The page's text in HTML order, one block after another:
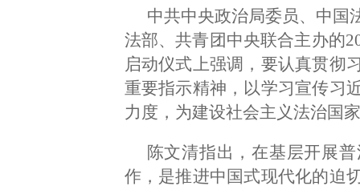
中共中央政治局委员、中国
法部、共青团中央联合主办的
启动仪式上强调，要认真贯彻
重要指示精神，以学习宣传习
力度，为建设社会主义法治国
陈文清指出，在基层开展
作，是推进中国式现代化的迫